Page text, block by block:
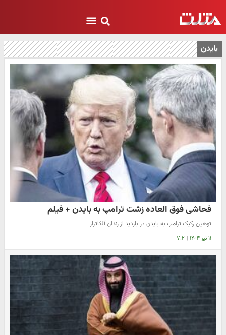
بایدن
فحاشی فوق العاده زشت ترامپ به بایدن + فیلم
توهین رکیک ترامپ به بایدن در بازدید از زندان آلکاتراز
۱۱ تیر ۱۴۰۴ | ۷:۲